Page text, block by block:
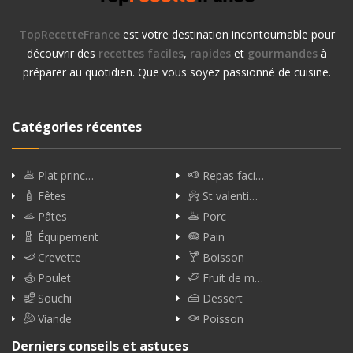
TopRecetteFranceest votre destination incontournable pour
découvrir des recettes faciles, rapideset gourmandesà
préparer au quotidien. Que vous soyez passionné de cuisine.
Catégories récentes
Plat princ…
Repas faci…
Fêtes
St valenti…
Pâtes
Porc
Équipement
Pain
Crevette
Boisson
Poulet
Fruit de m…
Souchi
Dessert
Viande
Poisson
Derniers conseils et astuces